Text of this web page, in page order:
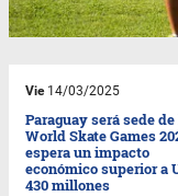
Vie14/03/2025
Paraguay será sede
World Skate Games
espera un impacto
económico superior a
430 millones